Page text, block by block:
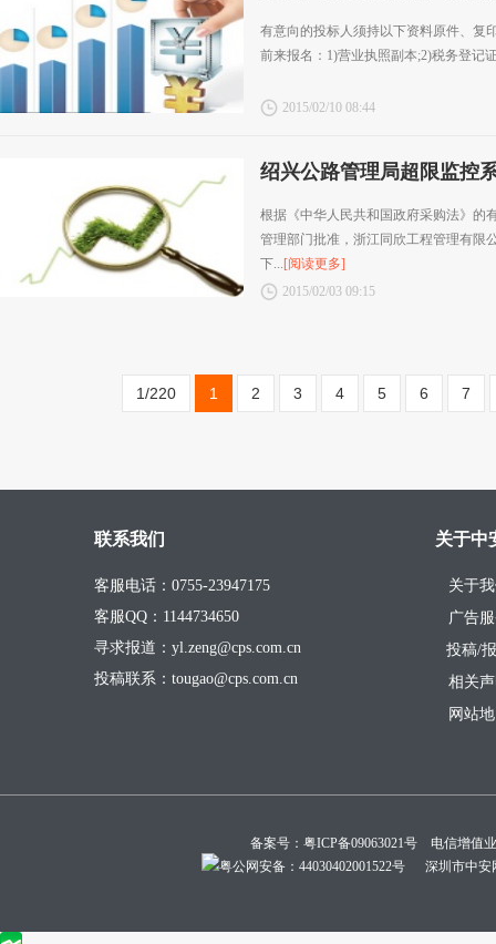
有意向的投标人须持以下资料原件、复
前来报名：1)营业执照副本;2)税务登记
2015/02/10 08:44
绍兴公路管理局超限监控
根据《中华人民共和国政府采购法》的
管理部门批准，浙江同欣工程管理有限
下...[阅读更多]
2015/02/03 09:15
1/220 1 2 3 4 5 6 7
联系我们
客服电话：0755-23947175
客服QQ：1144734650
寻求报道：yl.zeng@cps.com.cn
投稿联系：tougao@cps.com.cn
关于中
关于
广告
投稿/
相关
网站
备案号： 粤ICP备09063021号 电信增值
粤公网安备：44030402001522号 深圳市中安